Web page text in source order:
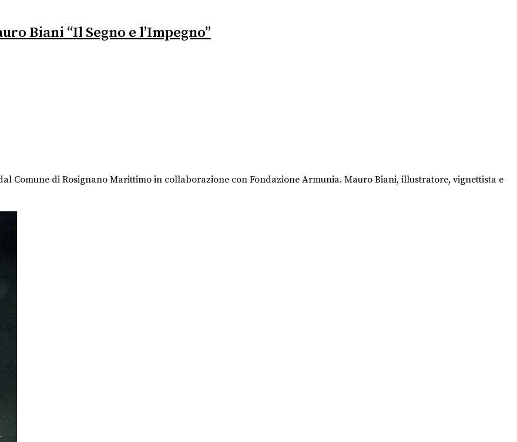
Biani “Il Segno e l’Impegno”
Comune di Rosignano Marittimo in collaborazione con Fondazione Armunia. Mauro Biani, illustratore, vignettista e